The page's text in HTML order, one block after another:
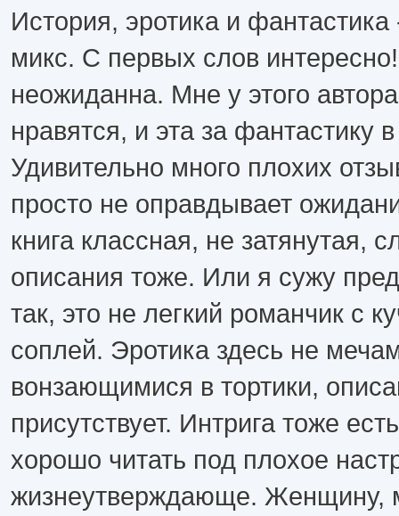
История, эротика и
микс. С первых слов
неожиданна. Мне у этого
нравятся, и эта за фантастику
Удивительно много плохих
просто не оправдывает
книга классная, не затянутая,
описания тоже. Или я сужу
так, это не легкий романчик с
соплей. Эротика здесь не
вонзающимися в тортики,
присутствует. Интрига тоже
хорошо читать под плохое
жизнеутверждающе. Женщину,